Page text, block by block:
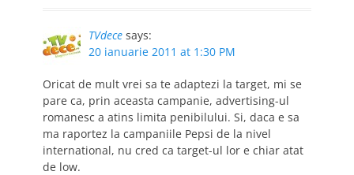
TVdece says:
20 ianuarie 2011 at 1:30 PM
Oricat de mult vrei sa te adaptezi la target, mi se
pare ca, prin aceasta campanie, advertising-ul
romanesc a atins limita penibilului. Si, daca e sa
ma raportez la campaniile Pepsi de la nivel
international, nu cred ca target-ul lor e chiar atat
de low.